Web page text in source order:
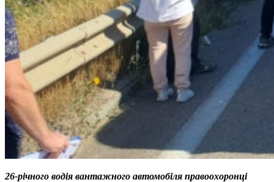
26-річного водія вантажного автомобіля правоохоронці